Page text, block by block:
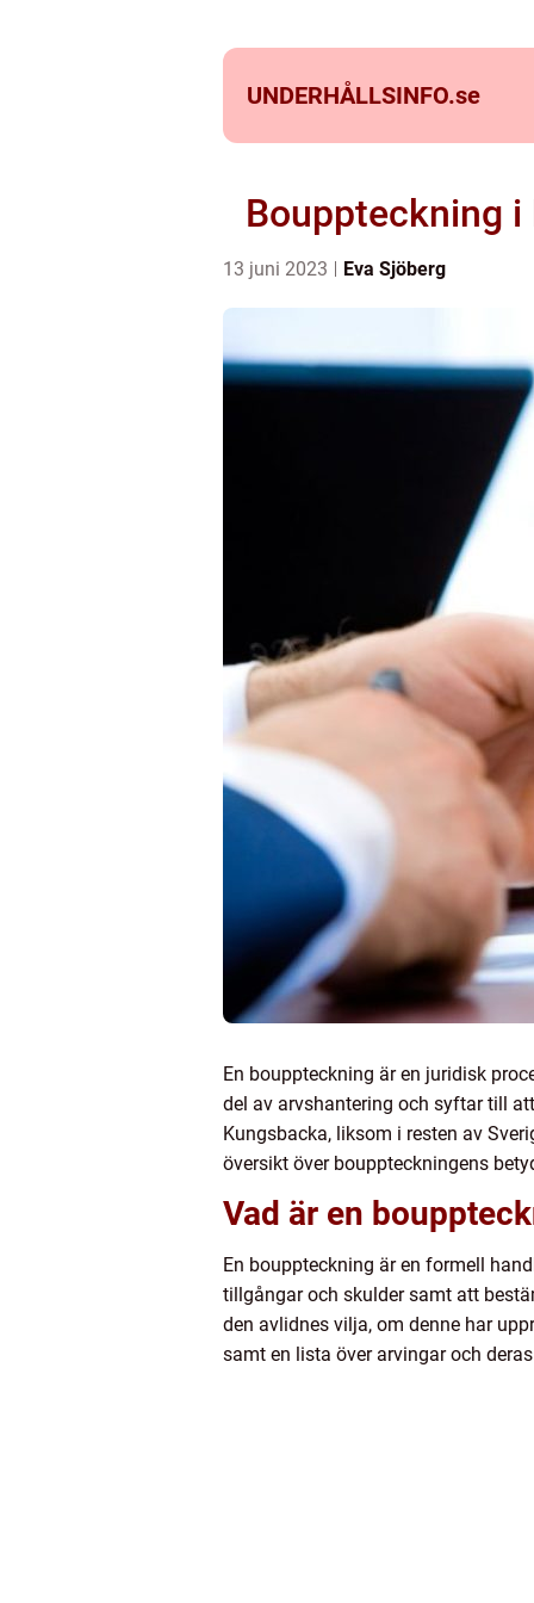
UNDERHÅLLSINFO.se
Bouppteckning
13 juni 2023 Eva Sjöberg
En bouppteckning är en juridisk
del av arvshantering och syftar till
Kungsbacka, liksom i resten av
översikt över bouppteckningens
Vad är en
En bouppteckning är en formell
tillgångar och skulder samt att
den avlidnes vilja, om denne har
samt en lista över arvingar och